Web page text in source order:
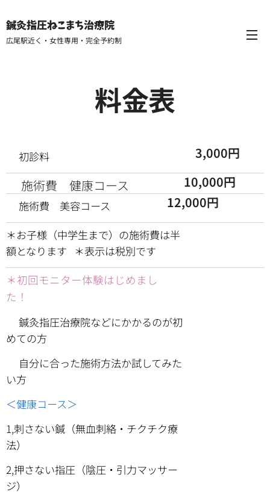
鍼灸指圧ねこまち治療院
広尾駅近く・女性専用・完全予約制
料金表
⚫️初診料
3,000円
⚫️施術費 健康コース
10,000円
⚫️施術費 美容コース 12,000円
＊お子様（中学生まで）の施術費は半
額となります ＊表示は税別です
＊初回モニター体験はじめまし
た！
⚫︎鍼灸指圧治療院などにかかるのが初
めての方
⚫︎自分に合った施術方法か試してみた
い方
＜健康コース＞
1,刺さない鍼（無血刺絡・チクチク療
法）
2,押さない指圧（陰圧・引力マッサー
ジ）